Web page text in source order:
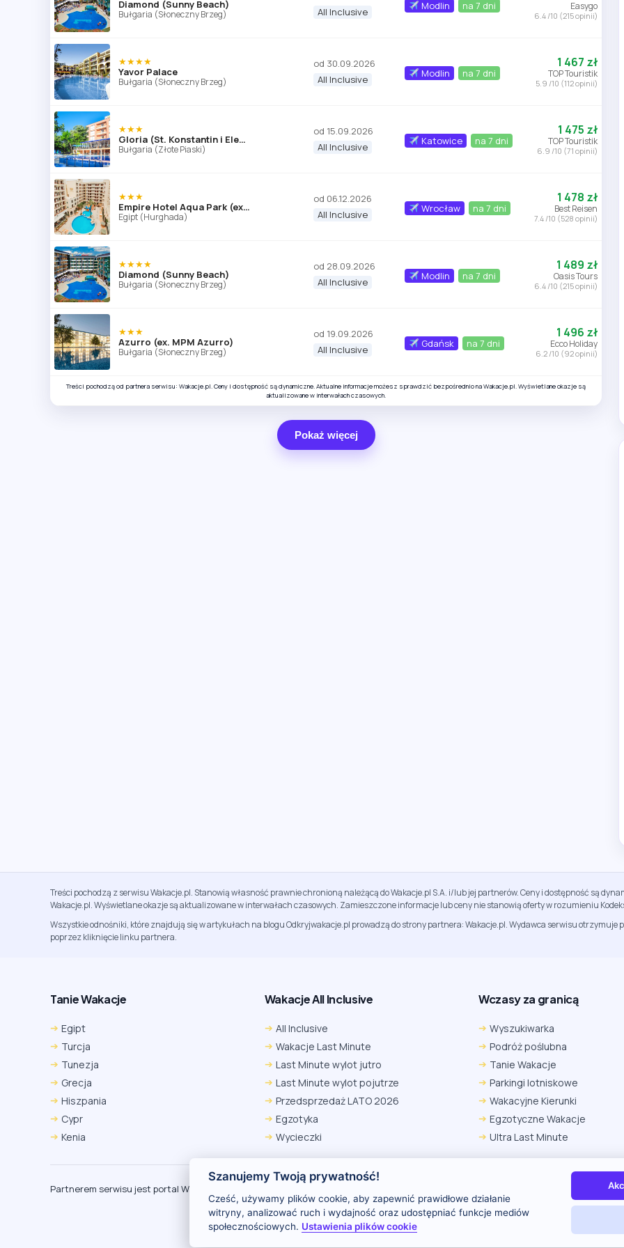
Diamond (Sunny Beach)
Bułgaria (Słoneczny Brzeg)
All Inclusive
Modlin na 7 dni Easygo
6.4 /10 (215 opinii)
★★★★
Yavor Palace
Bułgaria (Słoneczny Brzeg)
od 30.09.2026
All Inclusive
Modlin na 7 dni
1 467 zł
TOP Touristik
5.9 /10 (112 opinii)
★★★
Gloria (St. Konstantin i Elena)
Bułgaria (Złote Piaski)
od 15.09.2026
All Inclusive
Katowice na 7 dni
1 475 zł
TOP Touristik
6.9 /10 (71 opinii)
★★★
Empire Hotel Aqua Park (ex. Triton Empire Hotel Hurghada)
Egipt (Hurghada)
od 06.12.2026
All Inclusive
Wrocław na 7 dni
1 478 zł
Best Reisen
7.4 /10 (528 opinii)
★★★★
Diamond (Sunny Beach)
Bułgaria (Słoneczny Brzeg)
od 28.09.2026
All Inclusive
Modlin na 7 dni
1 489 zł
Oasis Tours
6.4 /10 (215 opinii)
★★★
Azurro (ex. MPM Azurro)
Bułgaria (Słoneczny Brzeg)
od 19.09.2026
All Inclusive
Gdańsk na 7 dni
1 496 zł
Ecco Holiday
6.2 /10 (92 opinii)
Treści pochodzą od partnera serwisu: Wakacje.pl. Ceny i dostępność są dynamiczne. Aktualne informacje możesz sprawdzić bezpośrednio na Wakacje.pl. Wyświetlane okazje są
aktualizowane w interwałach czasowych.
Pokaż więcej
Treści pochodzą z serwisu Wakacje.pl. Stanowią własność prawnie chronioną należącą do Wakacje.pl S.A. i/lub jej partnerów. Ceny i dostępność są
Wakacje.pl. Wyświetlane okazje są aktualizowane w interwałach czasowych. Zamieszczone informacje lub ceny nie stanowią oferty w rozumieniu
Wszystkie odnośniki, które znajdują się w artykułach na blogu Odkryjwakacje.pl prowadzą do strony partnera: Wakacje.pl. Wydawca serwisu
poprzez kliknięcie linku partnera.
Tanie Wakacje
Egipt
Turcja
Tunezja
Grecja
Hiszpania
Cypr
Kenia
Wakacje All Inclusive
All Inclusive
Wakacje Last Minute
Last Minute wylot jutro
Last Minute wylot pojutrze
Przedsprzedaż LATO 2026
Egzotyka
Wycieczki
Wczasy za granicą
Wyszukiwarka
Podróż poślubna
Tanie Wakacje
Parkingi lotniskowe
Wakacyjne Kierunki
Egzotyczne Wakacje
Ultra Last Minute
Partnerem serwisu jest portal Wakacje.pl
Szanujemy Twoją prywatność!
Cześć, używamy plików cookie, aby zapewnić prawidłowe działanie
witryny, analizować ruch i wydajność oraz udostępniać funkcje mediów
społecznościowych. Ustawienia plików cookie